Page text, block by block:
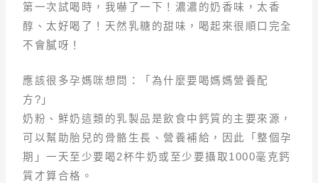
第一次試喝時，我嚇了一下！濃濃的奶香味，太香
醇、太好喝了！天然乳糖的甜味，喝起來很順口完全
不會膩呀！
應該很多孕媽咪想問：「為什麼要喝媽媽營養配
方?」
奶粉、鮮奶這類的乳製品是飲食中鈣質的主要來源，
可以幫助胎兒的骨骼生長、營養補給，因此「整個孕
期」一天至少要喝2杯牛奶或至少要攝取1000毫克鈣
質才算合格。